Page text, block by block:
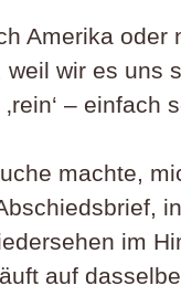
Amerika oder
wir es uns
– einfach
machte,
im
auf